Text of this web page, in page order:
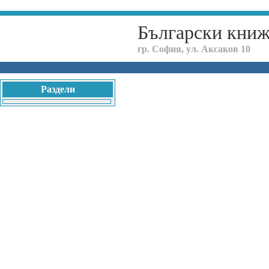
Български
гр. София, ул. Аксаков 10
Раздели